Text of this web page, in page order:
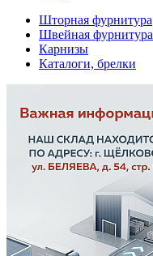
Шторная фурнитура
Швейная фурнитура
Карнизы
Каталоги, брелки